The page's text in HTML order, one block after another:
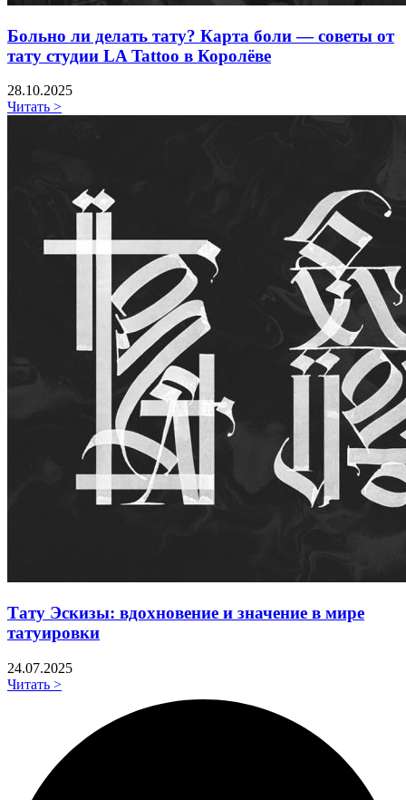
Больно ли делать тату? Карта боли — советы от
тату студии LA Tattoo в Королёве
28.10.2025
Читать >
Тату Эскизы: вдохновение и значение в мире
татуировки
24.07.2025
Читать >